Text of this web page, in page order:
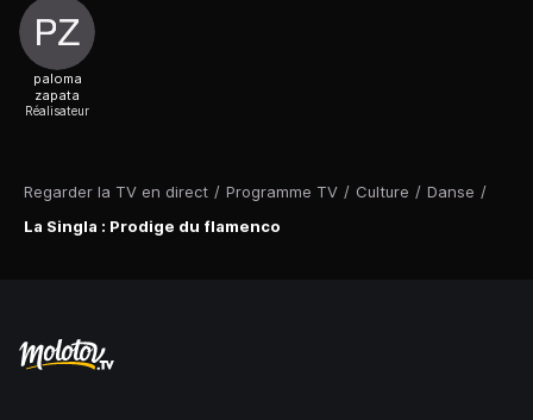
Regarder la TV en direct / Programme TV / Culture / Danse /
La Singla : Prodige du flamenco
paloma
zapata
Réalisateur